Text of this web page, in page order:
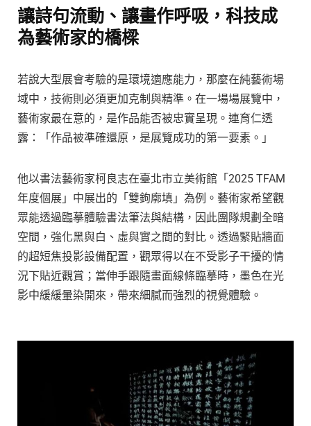
讓詩句流動、讓畫作呼吸，科技成
為藝術家的橋樑
若說大型展會考驗的是環境適應能力，那麼在純藝術場
域中，技術則必須更加克制與精準。在一場場展覽中，
藝術家最在意的，是作品能否被忠實呈現。連育仁透
露：「作品被準確還原，是展覽成功的第一要素。」
他以書法藝術家柯良志在臺北市立美術館「2025 TFAM
年度個展」中展出的「雙鉤廓填」為例。藝術家希望觀
眾能透過臨摹體驗書法筆法與結構，因此團隊規劃全暗
空間，強化黑與白、虛與實之間的對比。透過緊貼牆面
的超短焦投影設備配置，觀眾得以在不受影子干擾的情
況下貼近觀賞；當伸手跟隨畫面線條臨摹時，墨色在光
影中緩緩暈染開來，帶來細膩而強烈的視覺體驗。